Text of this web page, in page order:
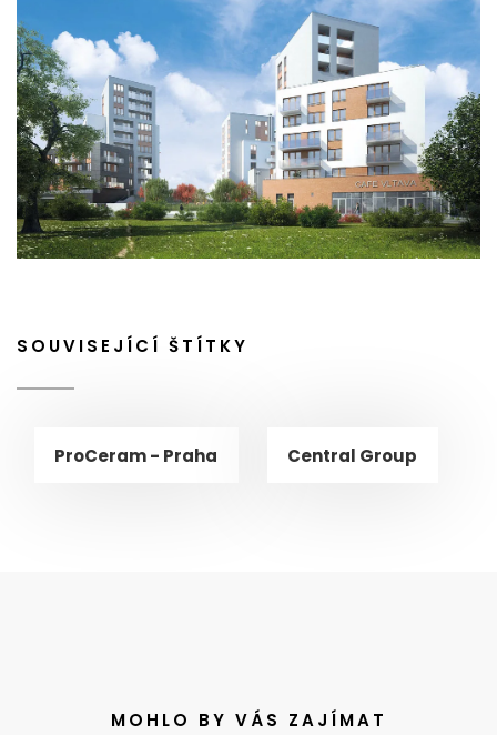
SOUVISEJÍCÍ ŠTÍTKY
ProCeram - Praha Central Group
MOHLO BY VÁS ZAJÍMAT